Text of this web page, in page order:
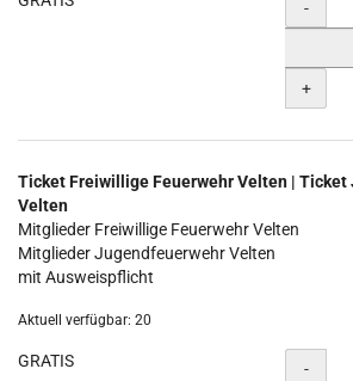
-
+
Ticket Freiwillige Feuerwehr Velten |
Velten
Mitglieder Freiwillige Feuerwehr Velten
Mitglieder Jugendfeuerwehr Velten
mit Ausweispflicht
Aktuell verfügbar: 20
GRATIS Menge
-